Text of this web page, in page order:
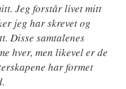
Jeg forstår livet mitt
jeg har skrevet og
Disse samtalenes
hver, men likevel er de
har formet